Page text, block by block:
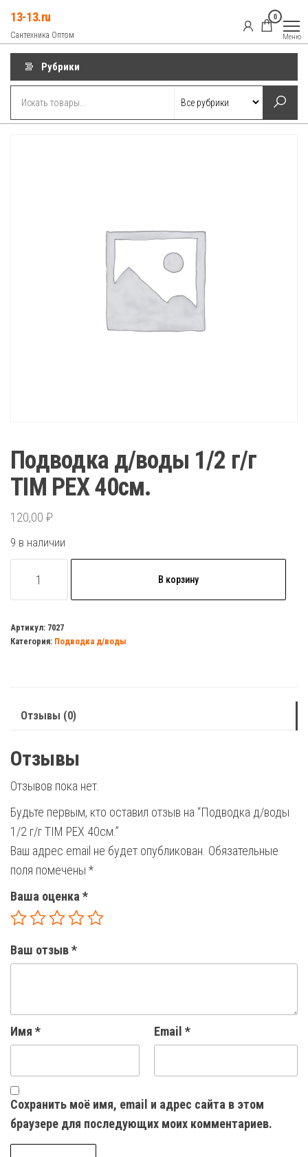
содержимому
13-13.ru
Сантехника Оптом
0
Меню
Рубрики
Подводка д/воды 1/2 г/г
TIM PEX 40см.
120,00 ₽
9 в наличии
товара
д/
воды
TIM
40см.
В корзину
Артикул: 7027
Категория: Подводка д/воды
Отзывы (0)
Отзывы
Отзывов пока нет.
Будьте первым, кто оставил отзыв на “Подводка д/воды
1/2 г/г TIM PEX 40см.”
Ваш адрес email не будет опубликован. Обязательные
поля помечены *
Ваша оценка *
Ваш отзыв*
Имя * Email *
Сохранить моё имя, email и адрес сайта в этом
браузере для последующих моих комментариев.